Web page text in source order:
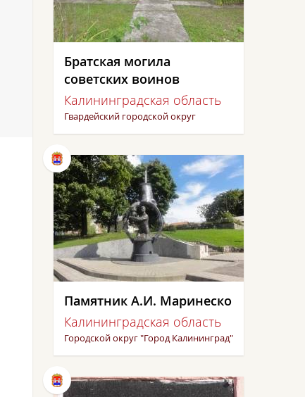
Братская могила
советских воинов
Калининградская область
Гвардейский городской округ
Памятник А.И. Маринеско
Калининградская область
Городской округ "Город Калининград"